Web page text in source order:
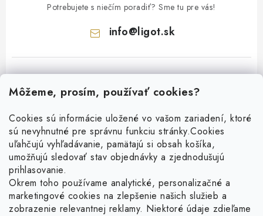
Môžeme, prosím, používať cookies?
Cookies sú informácie uložené vo vašom zariadení, ktoré
sú nevyhnutné pre správnu funkciu stránky.Cookies
uľahčujú vyhľadávanie, pamätajú si obsah košíka,
umožňujú sledovať stav objednávky a zjednodušujú
prihlasovanie.
Okrem toho používame analytické, personalizačné a
marketingové cookies na zlepšenie našich služieb a
zobrazenie relevantnej reklamy. Niektoré údaje zdieľame
Potrebujete s niečím poradiť? Sme tu pre vás!
info@ligot.sk
Facebook